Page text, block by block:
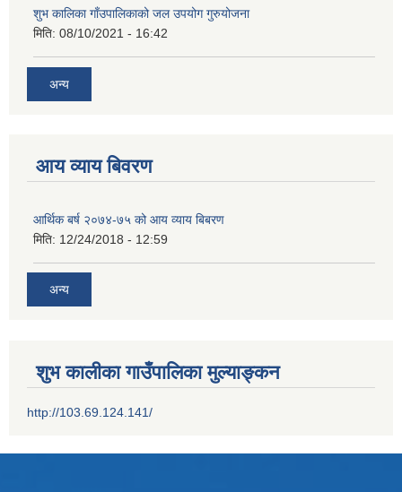
शुभ कालिका गाँउपालिकाको जल उपयोग गुरुयोजना
मिति: 08/10/2021 - 16:42
अन्य
आय व्याय बिवरण
आर्थिक बर्ष २०७४-७५ को आय व्याय बिबरण
मिति: 12/24/2018 - 12:59
अन्य
शुभ कालीका गाउँपालिका मुल्याङ्कन
http://103.69.124.141/